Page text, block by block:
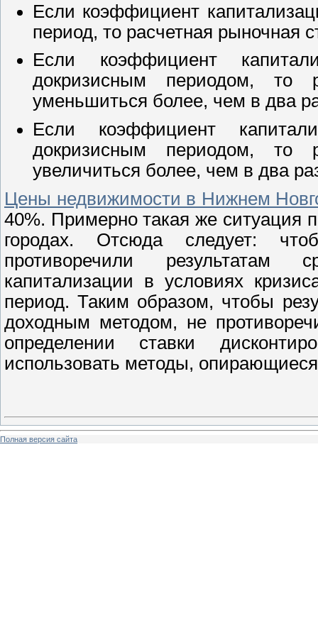
Если коэффициент
период, то расчетная рыночная
Если коэффициент
докризисным периодом, то
уменьшиться более, чем в два
Если коэффициент
докризисным периодом, то
увеличиться более, чем в два
Цены недвижимости в Нижнем
40%. Примерно такая же ситуация
городах. Отсюда следует:
противоречили результатам
капитализации в условиях
период. Таким образом, чтобы
доходным методом, не
определении ставки
использовать методы,
Полная версия сайта